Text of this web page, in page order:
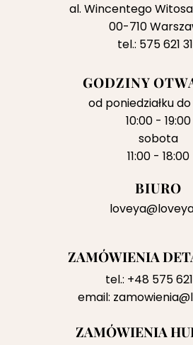
al. Wincentego Witosa
00-710
tel.: 575 621
GODZINY
od poniedziałku
10:00 - 19:00
sobota
11:00 - 18:00
BIURO
ZAMÓWIENIA
tel.: +48 575
email:
ZAMÓWIENIA